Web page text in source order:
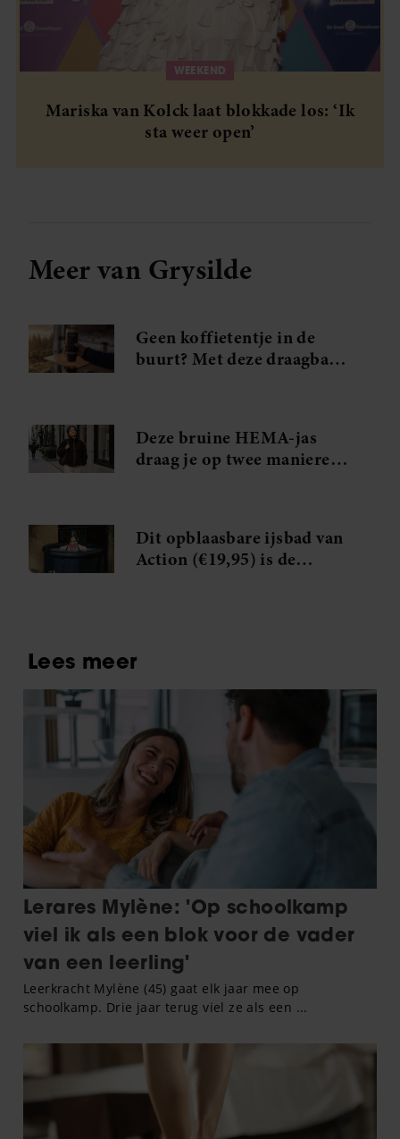
WEEKEND
Mariska van Kolck laat blokkade los: ‘Ik
sta weer open’
Meer van Grysilde
Geen koffietentje in de
buurt? Met deze draagbare
Deze bruine HEMA-jas
draag je op twee manieren
Dit opblaasbare ijsbad van
Action (€19,95) is de